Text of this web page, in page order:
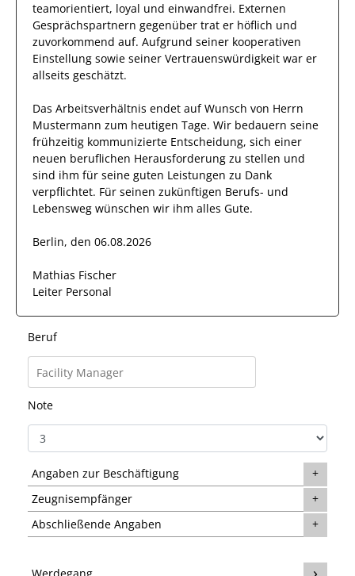
teamorientiert, loyal und einwandfrei. Externen
Gesprächspartnern gegenüber trat er höflich und
zuvorkommend auf. Aufgrund seiner kooperativen
Einstellung sowie seiner Vertrauenswürdigkeit war er
allseits geschätzt.
Das Arbeitsverhältnis endet auf Wunsch von Herrn
Mustermann zum heutigen Tage. Wir bedauern seine
frühzeitig kommunizierte Entscheidung, sich einer
neuen beruflichen Herausforderung zu stellen und
sind ihm für seine guten Leistungen zu Dank
verpflichtet. Für seinen zukünftigen Berufs- und
Lebensweg wünschen wir ihm alles Gute.
Berlin, den 06.08.2026
Mathias Fischer
Leiter Personal
Beruf
Note
Angaben zur Beschäftigung
Zeugnisempfänger
Abschließende Angaben